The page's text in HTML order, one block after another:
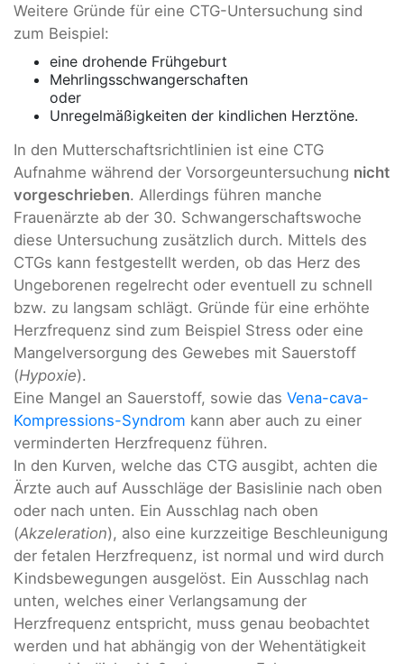
Weitere Gründe für eine CTG-Untersuchung sind
zum Beispiel:
eine drohende Frühgeburt
Mehrlingsschwangerschaften
oder
Unregelmäßigkeiten der kindlichen Herztöne.
In den Mutterschaftsrichtlinien ist eine CTG
Aufnahme während der Vorsorgeuntersuchung nicht
vorgeschrieben. Allerdings führen manche
Frauenärzte ab der 30. Schwangerschaftswoche
diese Untersuchung zusätzlich durch. Mittels des
CTGs kann festgestellt werden, ob das Herz des
Ungeborenen regelrecht oder eventuell zu schnell
bzw. zu langsam schlägt. Gründe für eine erhöhte
Herzfrequenz sind zum Beispiel Stress oder eine
Mangelversorgung des Gewebes mit Sauerstoff
(Hypoxie).
Eine Mangel an Sauerstoff, sowie das Vena-cava-
Kompressions-Syndrom kann aber auch zu einer
verminderten Herzfrequenz führen.
In den Kurven, welche das CTG ausgibt, achten die
Ärzte auch auf Ausschläge der Basislinie nach oben
oder nach unten. Ein Ausschlag nach oben
(Akzeleration), also eine kurzzeitige Beschleunigung
der fetalen Herzfrequenz, ist normal und wird durch
Kindsbewegungen ausgelöst. Ein Ausschlag nach
unten, welches einer Verlangsamung der
Herzfrequenz entspricht, muss genau beobachtet
werden und hat abhängig von der Wehentätigkeit